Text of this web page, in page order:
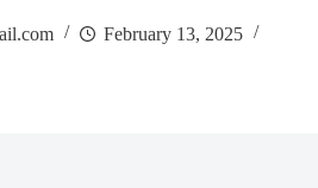
February 13, 2025